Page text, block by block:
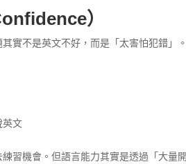
）
實不是英文不好，而是「太害怕犯錯」
英文
習機會。但語言能力其實是透過「大量